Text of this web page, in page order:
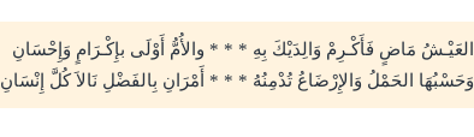
العَيْـشُ مَاضٍ فَأَكْـرِمْ وَالِدَيْكَ بِهِ * * * والأُمُّ أَوْلَى بإِكْـرَامٍ وَإِحْسَانِ
وَحَسْبُهَا الحَمْلُ وَالإِرْضَاعُ تُدْمِنُهُ * * * أَمْرَانِ بِالفَضْلِ نَالاَ كُلَّ إِنْسَانِ